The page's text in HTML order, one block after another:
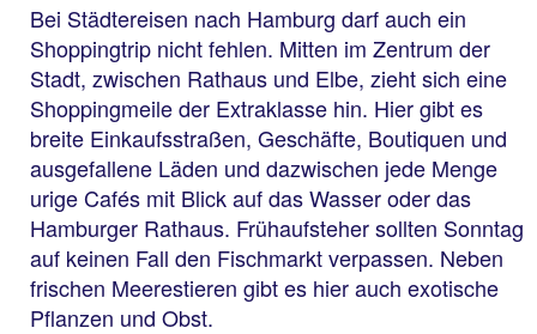
Bei Städtereisen nach Hamburg darf auch ein
Shoppingtrip nicht fehlen. Mitten im Zentrum der
Stadt, zwischen Rathaus und Elbe, zieht sich eine
Shoppingmeile der Extraklasse hin. Hier gibt es
breite Einkaufsstraßen, Geschäfte, Boutiquen und
ausgefallene Läden und dazwischen jede Menge
urige Cafés mit Blick auf das Wasser oder das
Hamburger Rathaus. Frühaufsteher sollten Sonntag
auf keinen Fall den Fischmarkt verpassen. Neben
frischen Meerestieren gibt es hier auch exotische
Pflanzen und Obst.